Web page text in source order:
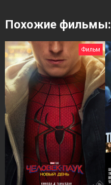
Похожие фильмы:
Фильм